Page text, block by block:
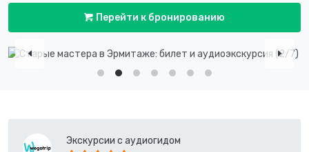
Перейти к бронированию
Экскурсии с аудиогидом